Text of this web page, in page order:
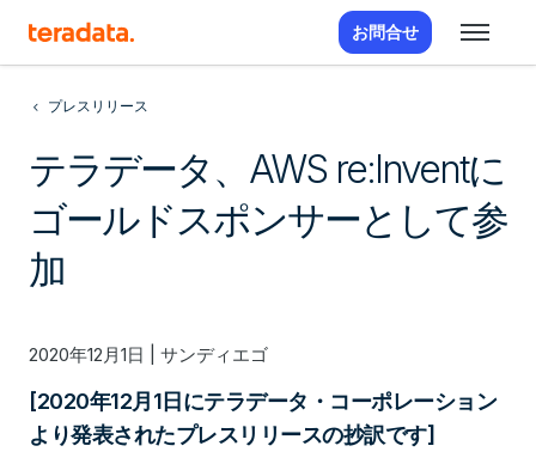
お問合せ
プレスリリース
テラデータ、AWS re:Inventに
ゴールドスポンサーとして参
加
2020年12月1日 | サンディエゴ
[2020年12月1日にテラデータ・コーポレーション
より発表されたプレスリリースの抄訳です]